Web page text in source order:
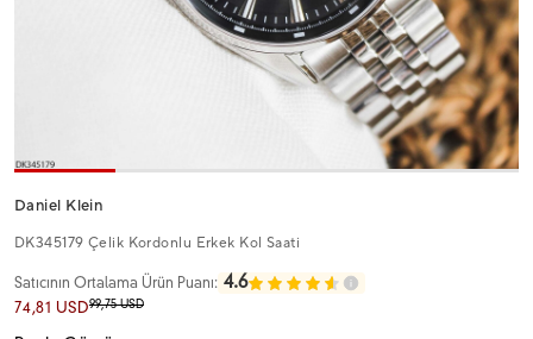
Daniel Klein
DK345179 Çelik Kordonlu Erkek Kol Saati
Satıcının Ortalama Ürün Puanı: 4.6
74,81 USD99,75 USD